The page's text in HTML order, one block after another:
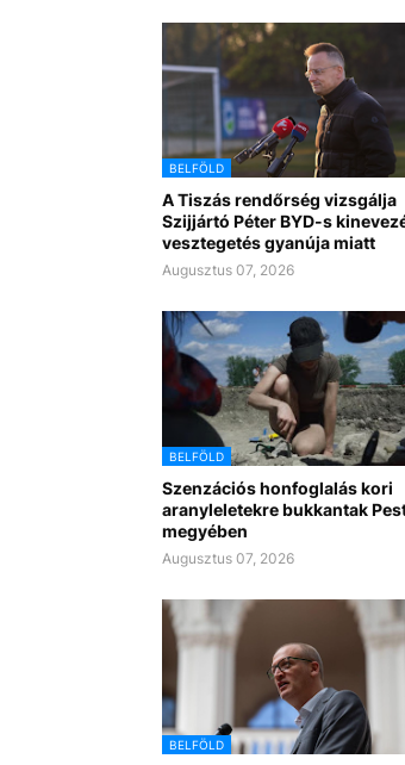
BELFÖLD
A Tiszás rendőrség vizsgálja
Szijjártó Péter BYD-s
vesztegetés gyanúja miatt
Augusztus 07, 2026
BELFÖLD
Szenzációs honfoglalás kori
aranyleletekre bukkantak
megyében
Augusztus 07, 2026
BELFÖLD